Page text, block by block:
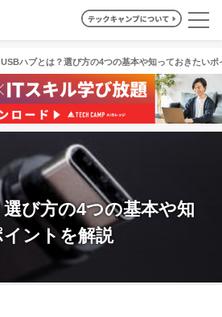
USBハブとは？選び方の4つの基本や知っておきたいポ
び方の4つの基本や知
ントを解説